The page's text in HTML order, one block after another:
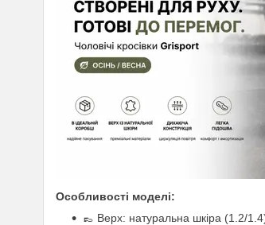
Особливості моделі:
👞 Верх: натуральна шкіра (1.2/